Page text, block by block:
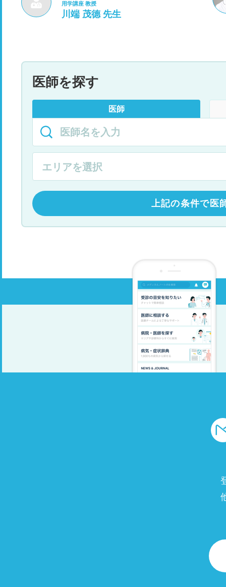
用学講座 教授
川端 茂德 先生
医師を探す
医師
上記の条件で医